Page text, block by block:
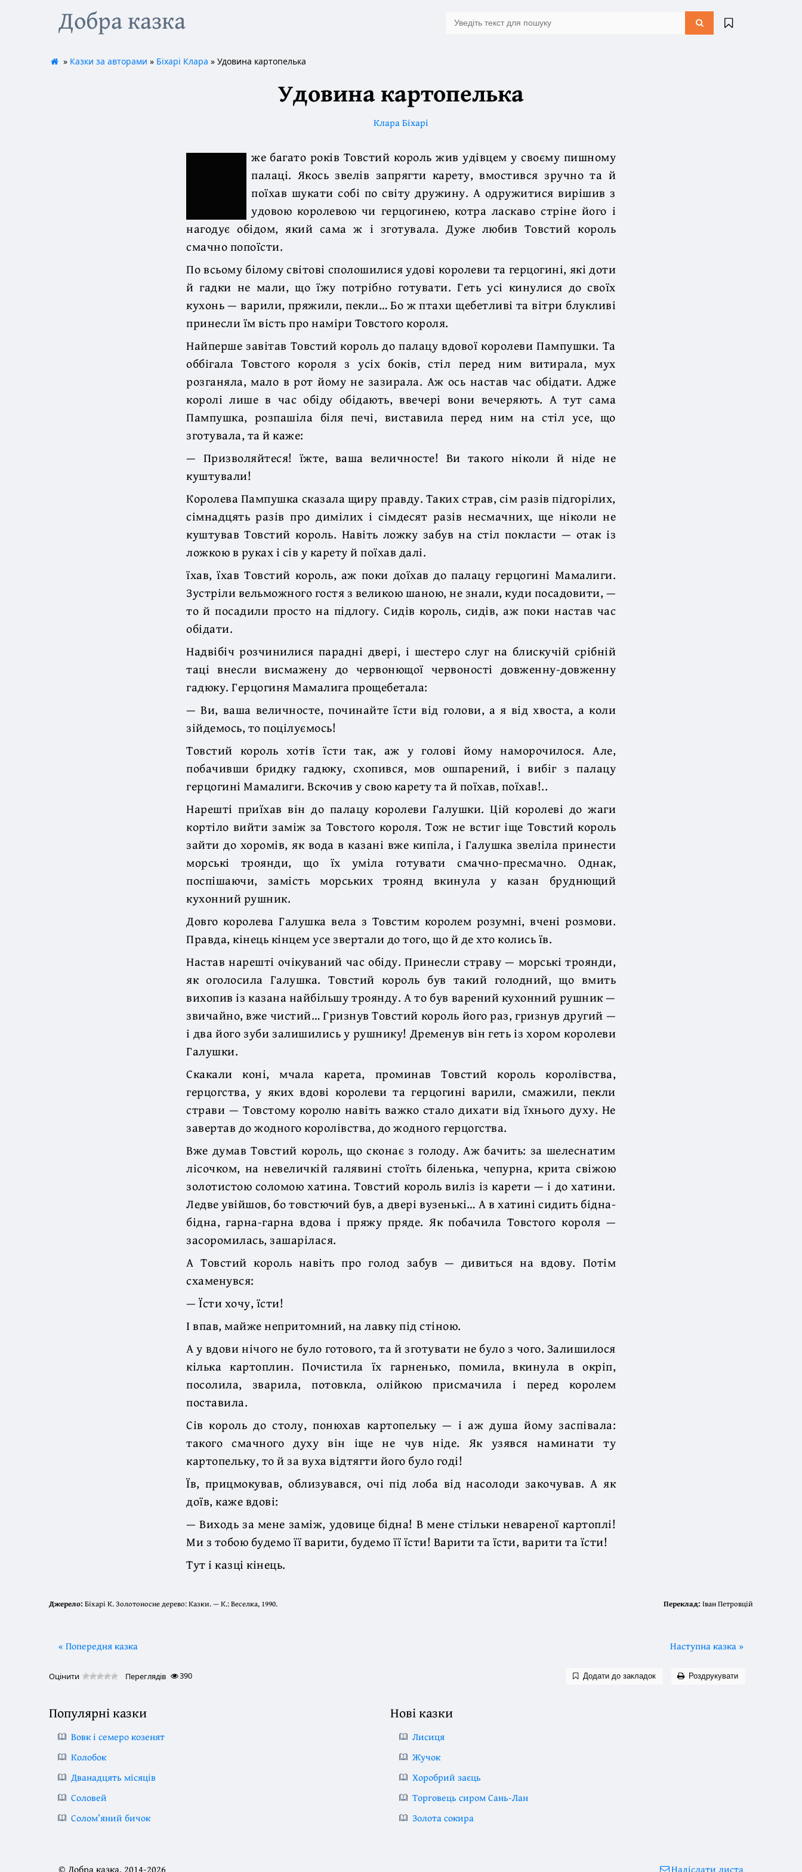
Добра казка
» Казки за авторами » Біхарі Клара » Удовина картопелька
Удовина картопелька
Клара Біхарі
же багато років Товстий король жив удівцем у своєму пишному
палаці. Якось звелів запрягти карету, вмостився зручно та й
поїхав шукати собі по світу дружину. А одружитися вирішив з
удовою королевою чи герцогинею, котра ласкаво стріне його і
нагодує обідом, який сама ж і зготувала. Дуже любив Товстий король
смачно попоїсти.
По всьому білому світові сполошилися удові королеви та герцогині, які доти
й гадки не мали, що їжу потрібно готувати. Геть усі кинулися до своїх
кухонь — варили, пряжили, пекли… Бо ж птахи щебетливі та вітри блукливі
принесли їм вість про наміри Товстого короля.
Найперше завітав Товстий король до палацу вдової королеви Пампушки. Та
оббігала Товстого короля з усіх боків, стіл перед ним витирала, мух
розганяла, мало в рот йому не зазирала. Аж ось настав час обідати. Адже
королі лише в час обіду обідають, ввечері вони вечеряють. А тут сама
Пампушка, розпашіла біля печі, виставила перед ним на стіл усе, що
зготувала, та й каже:
— Призволяйтеся! їжте, ваша величносте! Ви такого ніколи й ніде не
куштували!
Королева Пампушка сказала щиру правду. Таких страв, сім разів підгорілих,
сімнадцять разів про димілих і сімдесят разів несмачних, ще ніколи не
куштував Товстий король. Навіть ложку забув на стіл покласти — отак із
ложкою в руках і сів у карету й поїхав далі.
їхав, їхав Товстий король, аж поки доїхав до палацу герцогині Мамалиги.
Зустріли вельможного гостя з великою шаною, не знали, куди посадовити, —
то й посадили просто на підлогу. Сидів король, сидів, аж поки настав час
обідати.
Надвібіч розчинилися парадні двері, і шестеро слуг на блискучій срібній
таці внесли висмажену до червонющої червоності довженну-довженну
гадюку. Герцогиня Мамалига прощебетала:
— Ви, ваша величносте, починайте їсти від голови, а я від хвоста, а коли
зійдемось, то поцілуємось!
Товстий король хотів їсти так, аж у голові йому наморочилося. Але,
побачивши бридку гадюку, схопився, мов ошпарений, і вибіг з палацу
герцогині Мамалиги. Вскочив у свою карету та й поїхав, поїхав!..
Нарешті приїхав він до палацу королеви Галушки. Цій королеві до жаги
кортіло вийти заміж за Товстого короля. Тож не встиг іще Товстий король
зайти до хоромів, як вода в казані вже кипіла, і Галушка звеліла принести
морські троянди, що їх уміла готувати смачно-пресмачно. Однак,
поспішаючи, замість морських троянд вкинула у казан бруднющий
кухонний рушник.
Довго королева Галушка вела з Товстим королем розумні, вчені розмови.
Правда, кінець кінцем усе звертали до того, що й де хто колись їв.
Настав нарешті очікуваний час обіду. Принесли страву — морські троянди,
як оголосила Галушка. Товстий король був такий голодний, що вмить
вихопив із казана найбільшу троянду. А то був варений кухонний рушник —
звичайно, вже чистий… Гризнув Товстий король його раз, гризнув другий —
і два його зуби залишились у рушнику! Дременув він геть із хором королеви
Галушки.
Скакали коні, мчала карета, проминав Товстий король королівства,
герцогства, у яких вдові королеви та герцогині варили, смажили, пекли
страви — Товстому королю навіть важко стало дихати від їхнього духу. Не
завертав до жодного королівства, до жодного герцогства.
Вже думав Товстий король, що сконає з голоду. Аж бачить: за шелеснатим
лісочком, на невеличкій галявині стоїть біленька, чепурна, крита свіжою
золотистою соломою хатина. Товстий король виліз із карети — і до хатини.
Ледве увійшов, бо товстючий був, а двері вузенькі… А в хатині сидить бідна-
бідна, гарна-гарна вдова і пряжу пряде. Як побачила Товстого короля —
засоромилась, зашарілася.
А Товстий король навіть про голод забув — дивиться на вдову. Потім
схаменувся:
— Їсти хочу, їсти!
І впав, майже непритомний, на лавку під стіною.
А у вдови нічого не було готового, та й зготувати не було з чого. Залишилося
кілька картоплин. Почистила їх гарненько, помила, вкинула в окріп,
посолила, зварила, потовкла, олійкою присмачила і перед королем
поставила.
Сів король до столу, понюхав картопельку — і аж душа йому заспівала:
такого смачного духу він іще не чув ніде. Як узявся наминати ту
картопельку, то й за вуха відтягти його було годі!
Їв, прицмокував, облизувався, очі під лоба від насолоди закочував. А як
доїв, каже вдові:
— Виходь за мене заміж, удовице бідна! В мене стільки невареної картоплі!
Ми з тобою будемо її варити, будемо її їсти! Варити та їсти, варити та їсти!
Тут і казці кінець.
Джерело: Біхарі К. Золотоносне дерево: Казки. — К.: Веселка, 1990. Переклад: Іван Петровцій
« Попередня казка Наступна казка »
Оцінити Переглядів 390 Додати до закладок Роздрукувати
Популярні казки
Вовк і семеро козенят
Колобок
Дванадцять місяців
Соловей
Солом’яний бичок
Нові казки
Лисиця
Жучок
Хоробрий заєць
Торговець сиром Сань-Лан
Золота сокира
© Добра казка, 2014-2026 Надіслати листа